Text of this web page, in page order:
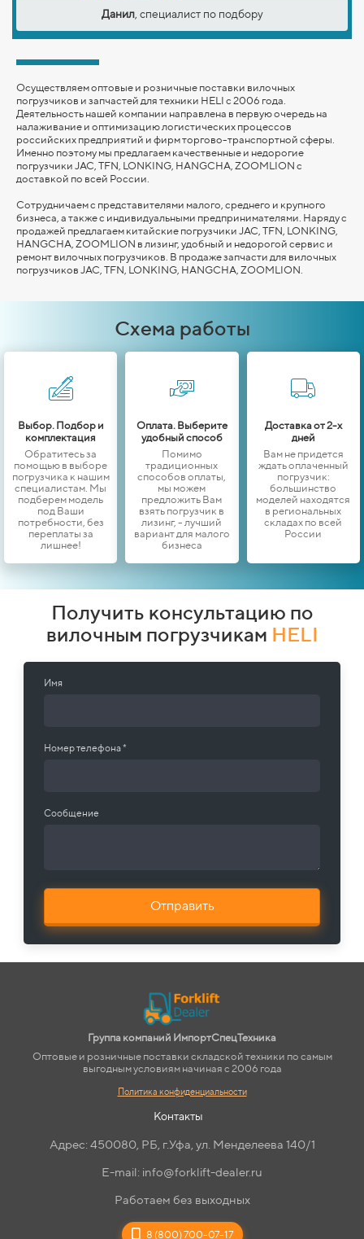
Данил, специалист по подбору
Осуществляем оптовые и розничные поставки вилочных
погрузчиков и запчастей для техники HELI с 2006 года.
Деятельность нашей компании направлена в первую очередь на
налаживание и оптимизацию логистических процессов
российских предприятий и фирм торгово-транспортной сферы.
Именно поэтому мы предлагаем качественные и недорогие
погрузчики JAC, TFN, LONKING, HANGCHA, ZOOMLION с
доставкой по всей России.
Сотрудничаем с представителями малого, среднего и крупного
бизнеса, а также с индивидуальными предпринимателями. Наряду с
продажей предлагаем китайские погрузчики JAC, TFN, LONKING,
HANGCHA, ZOOMLION в лизинг, удобный и недорогой сервис и
ремонт вилочных погрузчиков. В продаже запчасти для вилочных
погрузчиков JAC, TFN, LONKING, HANGCHA, ZOOMLION
Схема работы
Выбор. Подбор и
комплектация
Обратитесь за
помощью в выборе
погрузчика к нашим
специалистам. Мы
подберем модель
под Ваши
потребности, без
переплаты за
лишнее!
Оплата. Выберите
удобный способ
Помимо
традиционных
способов оплаты,
мы можем
предложить Вам
взять погрузчик в
лизинг, - лучший
вариант для малого
бизнеса
Доставка от 2-х
дней
Вам не придется
ждать оплаченный
погрузчик:
большинство
моделей находятся
в региональных
складах по всей
России
Получить консультацию по
вилочным погрузчикам HELI
Имя
Номер телефона *
Сообщение
Отправить
Группа компаний ИмпортСпецТехника
Оптовые и розничные поставки складской техники по самым
выгодным условиям начиная с 2006 года
Политика конфиденциальности
Контакты
Адрес: 450080, РБ, г.Уфа, ул. Менделеева 140/1
E-mail: info@forklift-dealer.ru
Работаем без выходных
8 (800) 700-07-17